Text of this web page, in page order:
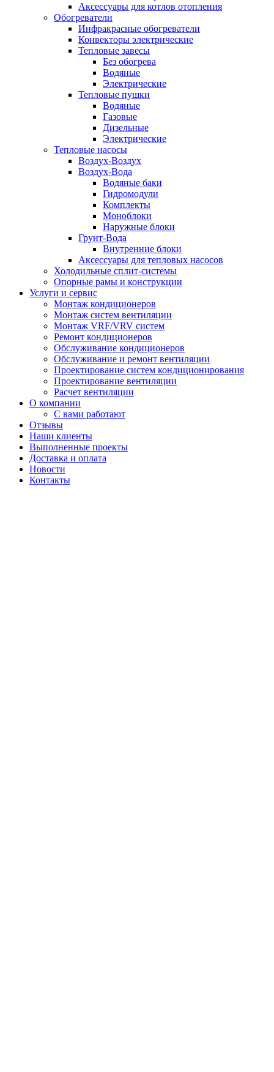
Аксессуары для котлов отопления
Обогреватели
Инфракрасные обогреватели
Конвекторы электрические
Тепловые завесы
Без обогрева
Водяные
Электрические
Тепловые пушки
Водяные
Газовые
Дизельные
Электрические
Тепловые насосы
Воздух-Воздух
Воздух-Вода
Водяные баки
Гидромодули
Комплекты
Моноблоки
Наружные блоки
Грунт-Вода
Внутренние блоки
Аксессуары для тепловых насосов
Холодильные сплит-системы
Опорные рамы и конструкции
Услуги и сервис
Монтаж кондиционеров
Монтаж систем вентиляции
Монтаж VRF/VRV систем
Ремонт кондиционеров
Обслуживание кондиционеров
Обслуживание и ремонт вентиляции
Проектирование систем кондиционирования
Проектирование вентиляции
Расчет вентиляции
О компании
С вами работают
Отзывы
Наши клиенты
Выполненные проекты
Доставка и оплата
Новости
Контакты